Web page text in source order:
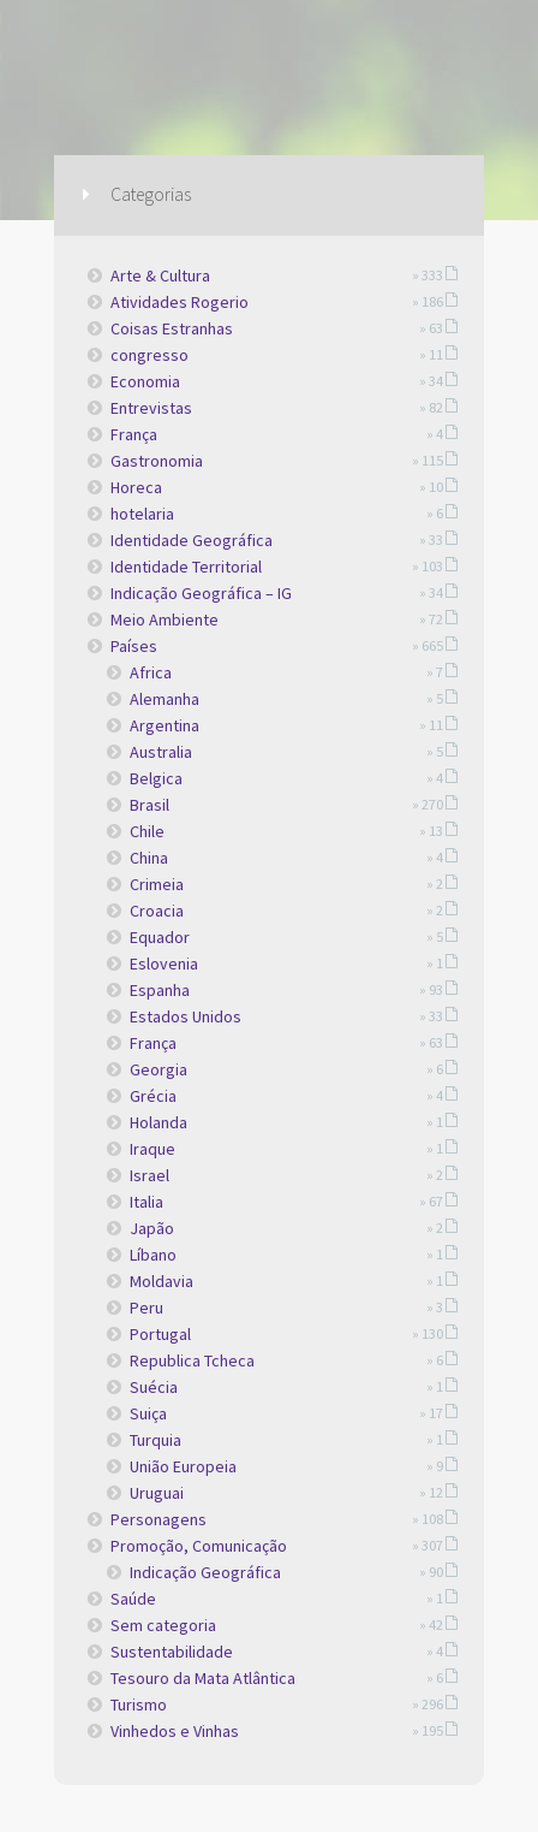
Categorias
Arte & Cultura » 333
Atividades Rogerio » 186
Coisas Estranhas » 63
congresso » 11
Economia » 34
Entrevistas » 82
França » 4
Gastronomia » 115
Horeca » 10
hotelaria » 6
Identidade Geográfica » 33
Identidade Territorial » 103
Indicação Geográfica – IG » 34
Meio Ambiente » 72
Países » 665
Africa » 7
Alemanha » 5
Argentina » 11
Australia » 5
Belgica » 4
Brasil » 270
Chile » 13
China » 4
Crimeia » 2
Croacia » 2
Equador » 5
Eslovenia » 1
Espanha » 93
Estados Unidos » 33
França » 63
Georgia » 6
Grécia » 4
Holanda » 1
Iraque » 1
Israel » 2
Italia » 67
Japão » 2
Líbano » 1
Moldavia » 1
Peru » 3
Portugal » 130
Republica Tcheca » 6
Suécia » 1
Suiça » 17
Turquia » 1
União Europeia » 9
Uruguai » 12
Personagens » 108
Promoção, Comunicação » 307
Indicação Geográfica » 90
Saúde » 1
Sem categoria » 42
Sustentabilidade » 4
Tesouro da Mata Atlântica » 6
Turismo » 296
Vinhedos e Vinhas » 195